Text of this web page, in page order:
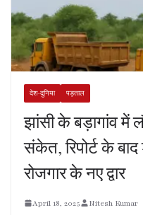
देश-दुनिया पड़ताल
झांसी के बड़ागांव
संकेत, रिपोर्ट के
रोजगार के नए द्वार
April 18, 2025 Nitesh Kumar